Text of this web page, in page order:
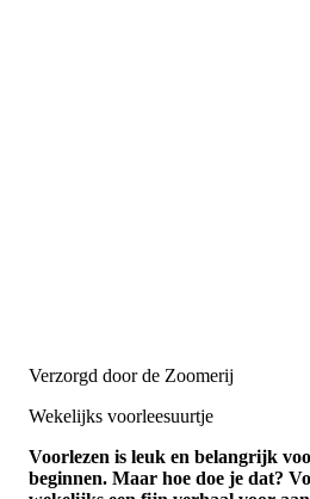
Verzorgd door de Zoomerij
Wekelijks voorleesuurtje
Voorlezen is leuk en belangrijk
beginnen. Maar hoe doe je dat?